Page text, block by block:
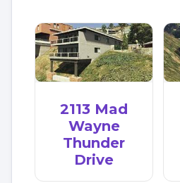
2113 Mad
Wayne
Thunder
Drive